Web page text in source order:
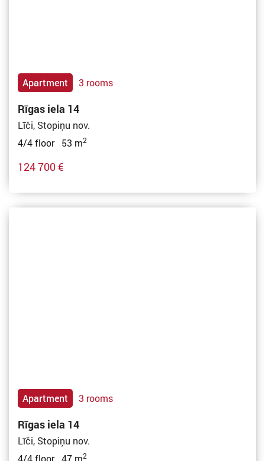
Apartment 3 rooms
Rīgas iela 14
Līči, Stopiņu nov.
4/4 floor 53 m2
124 700 €
Apartment 3 rooms
Rīgas iela 14
Līči, Stopiņu nov.
4/4 floor 47 m2